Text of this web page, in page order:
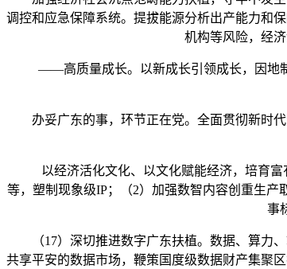
调控和应急保障系统。提拔能源分析出产能力和
机构等风险，经
——高质量成长。以新成长引领成长，因地制
办妥广东的事，环节正在党。全面贯彻新时代
以经济活化文化、以文化赋能经济，培育富
等，塑制现象级IP；（2）加强数智内容创重生
事
（17）深切推进数字广东扶植。数据、算力、
共享平安的数据市场，鞭策国度级数据财产集聚